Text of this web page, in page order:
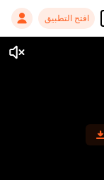
افتح التطبيق